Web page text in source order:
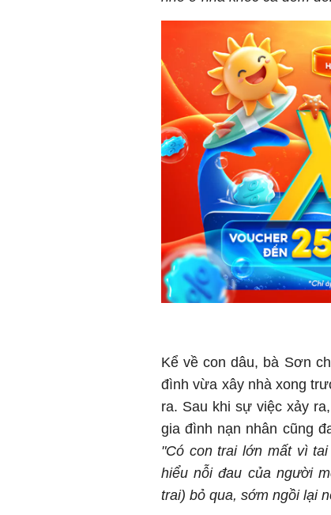
Kể về con dâu, bà Sơn
đình vừa xây nhà xong
ra. Sau khi sự việc xảy
gia đình nạn nhân cũng
"Có con trai lớn mất vì
hiểu nỗi đau của người
trai) bỏ qua, sớm ngồi lại